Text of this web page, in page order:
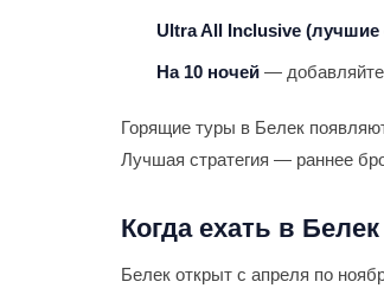
Ultra All Inclusive (лучшие
На 10 ночей — добавляйте
Горящие туры в Белек
Лучшая стратегия — раннее
Когда ехать в Белек
Белек открыт с апреля по